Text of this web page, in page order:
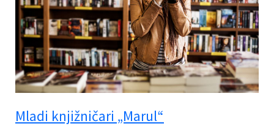
Mladi knjižničari „Marul“